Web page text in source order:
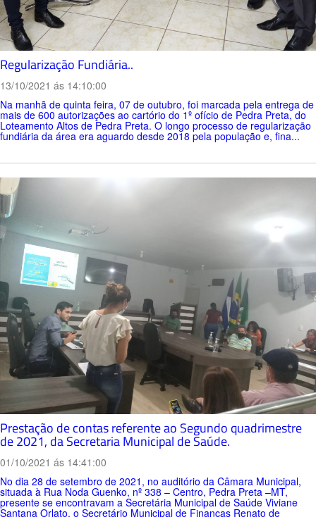
Regularização Fundiária..
13/10/2021 ás 14:10:00
Na manhã de quinta feira, 07 de outubro, foi marcada pela entrega de
mais de 600 autorizações ao cartório do 1º ofício de Pedra Preta, do
Loteamento Altos de Pedra Preta. O longo processo de regularização
fundiária da área era aguardo desde 2018 pela população e, fina...
Prestação de contas referente ao Segundo quadrimestre
de 2021, da Secretaria Municipal de Saúde.
01/10/2021 ás 14:41:00
No dia 28 de setembro de 2021, no auditório da Câmara Municipal,
situada à Rua Noda Guenko, nº 338 – Centro, Pedra Preta –MT,
presente se encontravam a Secretária Municipal de Saúde Viviane
Santana Orlato, o Secretário Municipal de Finanças Renato de